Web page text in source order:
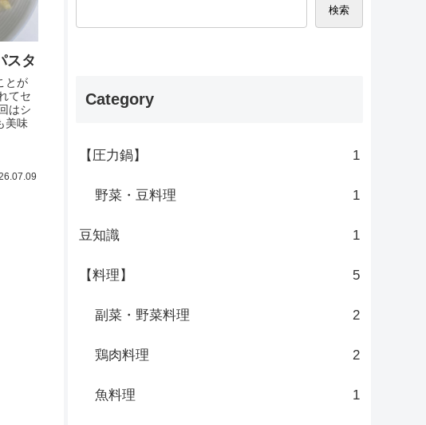
スタ
とが
てセ
はシ
美味
検索
Category
【圧力鍋】 1
野菜・豆料理 1
豆知識 1
【料理】 5
副菜・野菜料理 2
鶏肉料理 2
魚料理 1